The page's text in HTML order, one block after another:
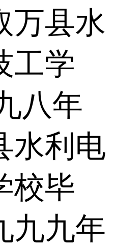
万县水
工学
八年
水利电
校毕
九九年